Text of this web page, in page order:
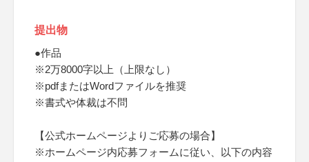
提出物
●作品
※2万8000字以上（上限なし）
※pdfまたはWordファイルを推奨
※書式や体裁は不問
【公式ホームページよりご応募の場合】
※ホームページ内応募フォームに従い、以下の内容